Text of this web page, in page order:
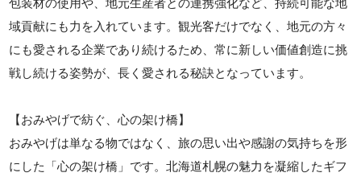
域貢献にも力を入れています。観光客だけでなく、地元の方々
にも愛される企業であり続けるため、常に新しい価値創造に挑
戦し続ける姿勢が、長く愛される秘訣となっています。
【おみやげで紡ぐ、心の架け橋】
おみやげは単なる物ではなく、旅の思い出や感謝の気持ちを形
にした「心の架け橋」です。北海道札幌の魅力を凝縮したギフ